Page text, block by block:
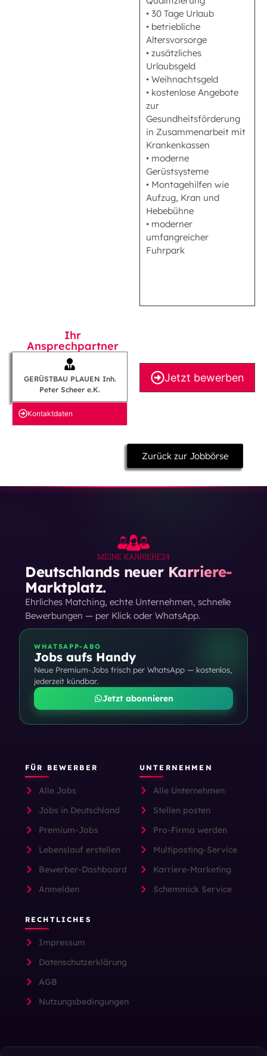
• 30 Tage Urlaub
• betriebliche
Altersvorsorge
• zusätzliches
Urlaubsgeld
• Weihnachtsgeld
• kostenlose Angebote
zur
Gesundheitsförderung
in Zusammenarbeit mit
Krankenkassen
• moderne
Gerüstsysteme
• Montagehilfen wie
Aufzug, Kran und
Hebebühne
• moderner
umfangreicher
Fuhrpark
Ihr
Ansprechpartner
GERÜSTBAU PLAUEN Inh.
Peter Scheer e.K.
Kontakt­daten
Jetzt bewerben
Zurück zur Jobbörse
Deutschlands neuer Karriere-
Marktplatz.
Ehrliches Matching, echte Unternehmen, schnelle
Bewerbungen — per Klick oder WhatsApp.
WHATSAPP-ABO
Jobs aufs Handy
Neue Premium-Jobs frisch per WhatsApp — kostenlos,
jederzeit kündbar.
Jetzt abonnieren
FÜR BEWERBER
Alle Jobs
Jobs in Deutschland
Premium-Jobs
Lebenslauf erstellen
Bewerber-Dashboard
Anmelden
UNTERNEHMEN
Alle Unternehmen
Stellen posten
Pro-Firma werden
Multiposting-Service
Karriere-Marketing
Schemmick Service
RECHTLICHES
Impressum
Datenschutzerklärung
AGB
Nutzungsbedingungen